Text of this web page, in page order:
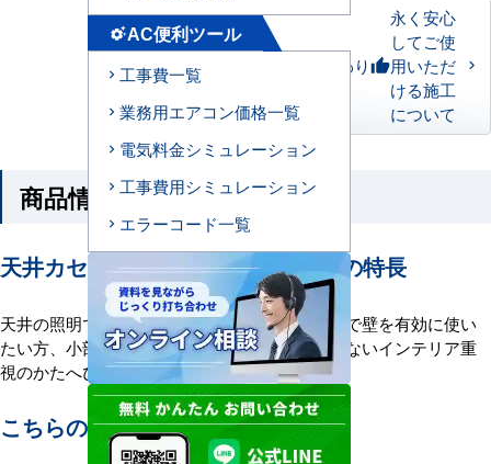
私たちのこだわりthumb_up
永く安心
してご使
用いただ
ける施工
について
商品情報
天井カセット形4方向吹出エアコンの特長
天井の照明でスペースの無い方、ミニショップで壁を有効に使い
たい方、小部屋なのでエアコンを目立たせたくないインテリア重
視のかたへぴったり。
こちらの機種について
settings_suggestAC便利ツール
工事費一覧
業務用エアコン価格一覧
電気料金シミュレーション
工事費用シミュレーション
エラーコード一覧